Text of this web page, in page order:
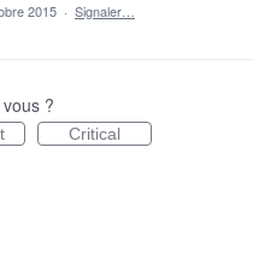
2015 · Signaler…
?
Critical